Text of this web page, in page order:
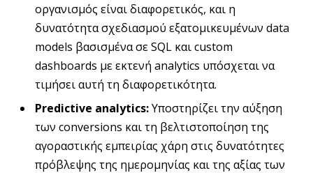
οργανισμός είναι διαφορετικός, και η
δυνατότητα σχεδιασμού εξατομικευμένων data
models βασισμένα σε SQL και custom
dashboards με εκτενή analytics υπόσχεται να
τιμήσει αυτή τη διαφορετικότητα.
Predictive analytics:Υποστηρίζει την αύξηση
των conversions και τη βελτιστοποίηση της
αγοραστικής εμπειρίας χάρη στις δυνατότητες
πρόβλεψης της ημερομηνίας και της αξίας των